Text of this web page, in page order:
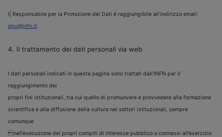
I| Responsabile per la Protezione dei Dati é raggiungibile all’indirizzo email:
dpo@infn.it
4. Il trattamento dei dati personali via web
I dati personali indicati in questa pagina sono trattati dall’INFN per il
raggiungimento dei
propri fini istituzionali, tra cui quello di promuovere e provvedere alla formazione
scientifica e alla diffusione della cultura nei settori istituzionali, sempre
comunque
nell’esecuzione dei propri compiti di interesse pubblico o connessi all’esercizio